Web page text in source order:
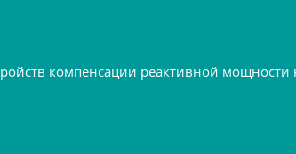
компенсации реактивной мощности